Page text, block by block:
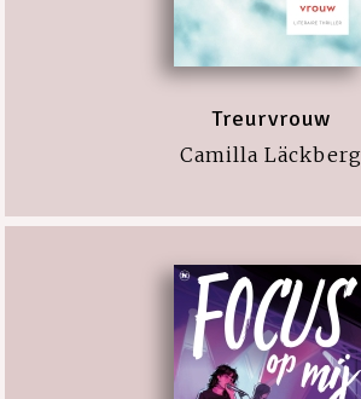
Treurvrouw
Camilla Läckberg